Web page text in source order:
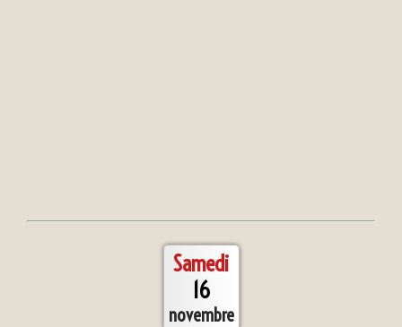
Samedi
16
novembre